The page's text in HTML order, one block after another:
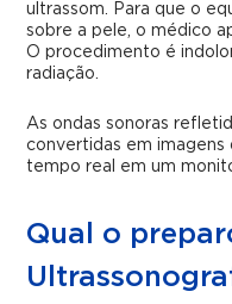
ultrassom. Para que o
sobre a pele, o médico
O procedimento é
radiação.
As ondas sonoras
convertidas em imagens
tempo real em um
Qual o